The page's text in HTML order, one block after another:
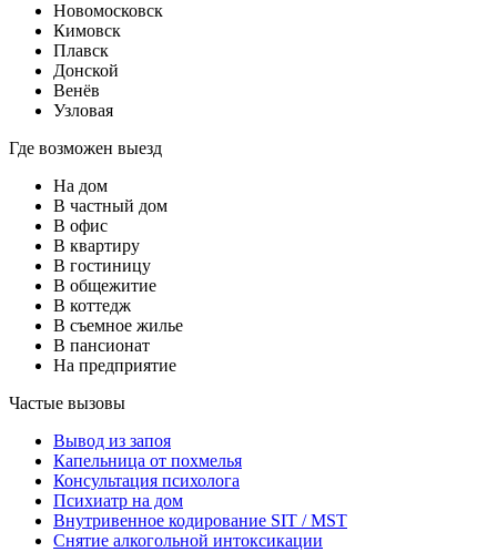
Новомосковск
Кимовск
Плавск
Донской
Венёв
Узловая
Где возможен выезд
На дом
В частный дом
В офис
В квартиру
В гостиницу
В общежитие
В коттедж
В съемное жилье
В пансионат
На предприятие
Частые вызовы
Вывод из запоя
Капельница от похмелья
Консультация психолога
Психиатр на дом
Внутривенное кодирование SIT / MST
Снятие алкогольной интоксикации